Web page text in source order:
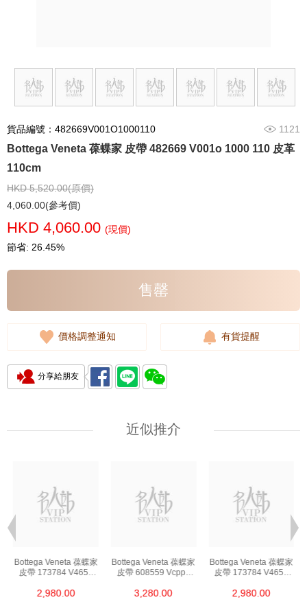
貨品編號：482669V001O1000110 1121
Bottega Veneta 葆蝶家 皮帶 482669 V001o 1000 110 皮革
110cm
HKD 5,520.00(原價)
4,060.00(參考價)
HKD 4,060.00 (現價)
節省: 26.45%
售罄
價格調整通知 有貨提醒
分享給朋友
近似推介
Bottega Veneta 葆蝶家
皮帶 173784 V4650
2,980.00
Bottega Veneta 葆蝶家
皮帶 608559 Vcpp5
3,280.00
Bottega Veneta 葆蝶家
皮帶 173784 V4650
2,980.00